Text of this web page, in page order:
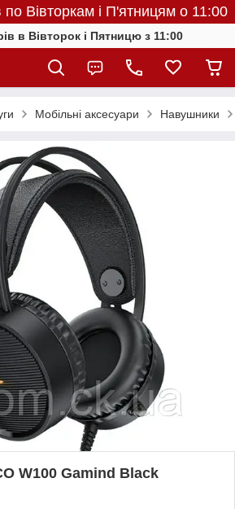
по Вівторкам і П'ятницям о 11:00
в Вівторок і Пятницю з 11:00
Мобільні аксесуари Навушники
W100 Gamind Black